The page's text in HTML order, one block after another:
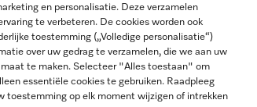
Gebruiksvoorwaarden
en personalisatie. Deze verzamelen
te verbeteren. De cookies worden ook
toestemming („Volledige personalisatie“)
over uw gedrag te verzamelen, die we aan uw
maat te maken. Selecteer "Alles toestaan" om
essentiële cookies te gebruiken. Raadpleeg
toestemming op elk moment wijzigen of intrekken